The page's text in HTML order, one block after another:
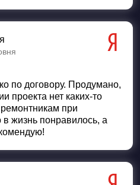
по договору. Продумано,
проекта нет каких-то
при
в жизнь понравилось, а